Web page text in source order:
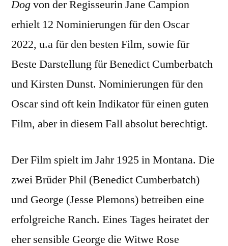
Dogvon der Regisseurin Jane Campion
erhielt 12 Nominierungen für den Oscar
2022, u.a für den besten Film, sowie für
Beste Darstellung für Benedict Cumberbatch
und Kirsten Dunst. Nominierungen für den
Oscar sind oft kein Indikator für einen guten
Film, aber in diesem Fall absolut berechtigt.
Der Film spielt im Jahr 1925 in Montana. Die
zwei Brüder Phil (Benedict Cumberbatch)
und George (Jesse Plemons) betreiben eine
erfolgreiche Ranch. Eines Tages heiratet der
eher sensible George die Witwe Rose